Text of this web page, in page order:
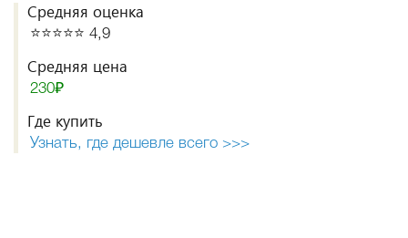
Средняя оценка
⭐️⭐️⭐️⭐️⭐️ 4,9
Средняя цена
230₽
Где купить
Узнать, где дешевле всего >>>